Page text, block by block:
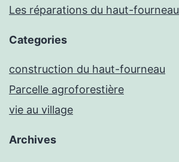
Les réparations du haut-fourneau
Categories
construction du haut-fourneau
Parcelle agroforestière
vie au village
Archives